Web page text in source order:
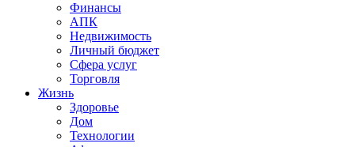
Финансы
АПК
Недвижимость
Личный бюджет
Сфера услуг
Торговля
Жизнь
Здоровье
Дом
Технологии